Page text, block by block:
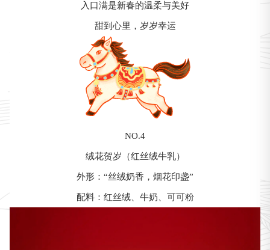
入口满是新春的温柔与美好
甜到心里，岁岁幸运
NO.4
绒花贺岁（红丝绒牛乳）
外形：“丝绒奶香，烟花印盏”
配料：红丝绒、牛奶、可可粉